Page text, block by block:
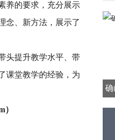
养的要求，充分展示
念、新方法，展示了
头提升教学水平、带
课堂教学的经验，为
确